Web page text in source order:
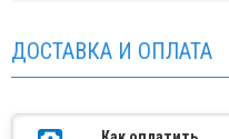
ДОСТАВКА И ОПЛАТА